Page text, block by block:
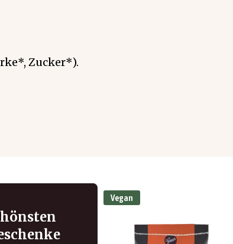
Zucker*).
Vegan